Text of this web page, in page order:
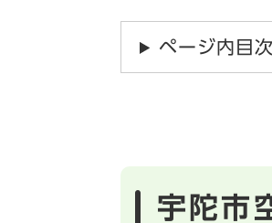
ページ内目次
宇陀市